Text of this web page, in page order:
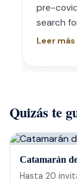
pre-
search
his
they
Leer más
Quizás te
Catamarán
Hasta 20